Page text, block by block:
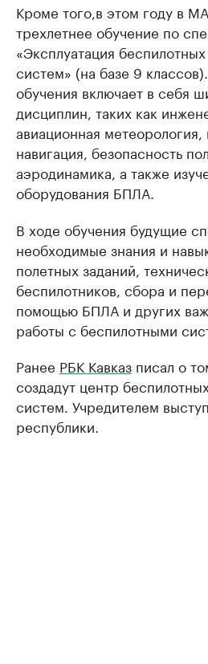
Кроме того,в этом году в
трехлетнее обучение по
«Эксплуатация
систем» (на базе 9
обучения включает в себя
дисциплин, таких как
авиационная метеорология,
навигация, безопасность
аэродинамика, а также
оборудования БПЛА.
В ходе обучения будущие
необходимые знания и
полетных заданий,
беспилотников, сбора и
помощью БПЛА и других
работы с беспилотными
Ранее РБК Кавказ писал о
создадут центр
систем. Учредителем
республики.